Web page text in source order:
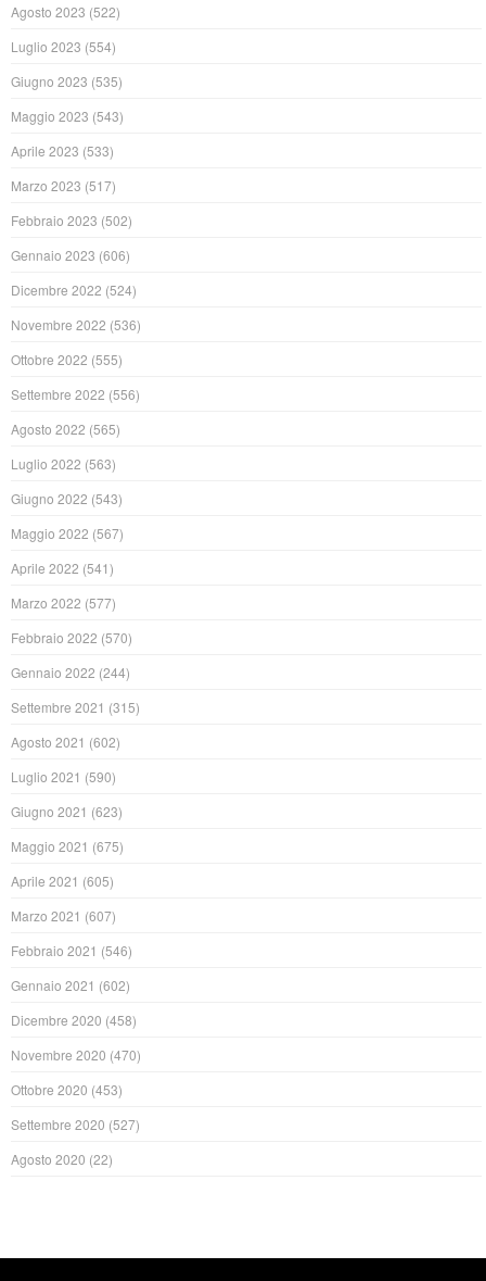
Agosto 2023 (522)
Luglio 2023 (554)
Giugno 2023 (535)
Maggio 2023 (543)
Aprile 2023 (533)
Marzo 2023 (517)
Febbraio 2023 (502)
Gennaio 2023 (606)
Dicembre 2022 (524)
Novembre 2022 (536)
Ottobre 2022 (555)
Settembre 2022 (556)
Agosto 2022 (565)
Luglio 2022 (563)
Giugno 2022 (543)
Maggio 2022 (567)
Aprile 2022 (541)
Marzo 2022 (577)
Febbraio 2022 (570)
Gennaio 2022 (244)
Settembre 2021 (315)
Agosto 2021 (602)
Luglio 2021 (590)
Giugno 2021 (623)
Maggio 2021 (675)
Aprile 2021 (605)
Marzo 2021 (607)
Febbraio 2021 (546)
Gennaio 2021 (602)
Dicembre 2020 (458)
Novembre 2020 (470)
Ottobre 2020 (453)
Settembre 2020 (527)
Agosto 2020 (22)